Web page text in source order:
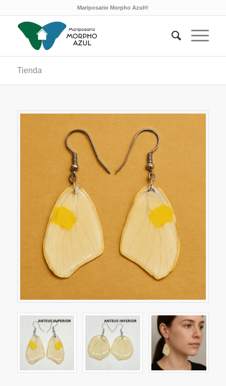
Mariposario Morpho Azul®
Tienda